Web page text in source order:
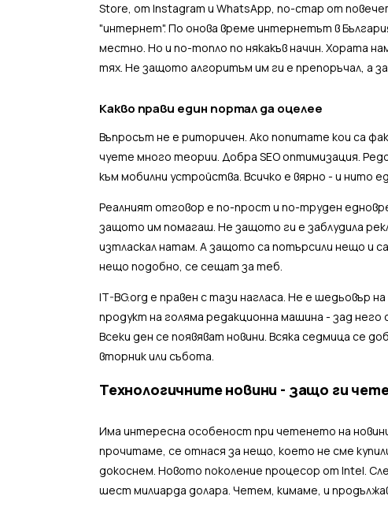
Store, от Instagram и WhatsApp, по-стар от
"интернет". По онова време интернетът в
местно. Но и по-топло по някакъв начин. Хората
тях. Не защото алгоритъм им ги е препоръчал, а
Какво прави един портал да оцелее
Въпросът не е риторичен. Ако попитате кои са
чуете много теории. Добра SEO оптимизация.
към мобилни устройства. Всичко е вярно - и нито
Реалният отговор е по-прост и по-труден
защото им помагаш. Не защото ги е заблудила
изтласкал натам. А защото са потърсили нещо и
нещо подобно, се сещат за теб.
IT-BG.org е правен с тази нагласа. Не е шедьовър
продукт на голяма редакционна машина - зад
Всеки ден се появяват новини. Всяка седмица се
вторник или събота.
Технологичните новини - защо ги
Има интересна особеност при четенето на
прочитаме, се отнася за нещо, което не сме
докоснем. Новото поколение процесор от Intel.
шест милиарда долара. Четем, кимаме, и